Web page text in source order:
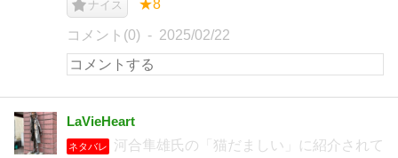
ナイス ★8
コメント(0) 2025/02/22
LaVieHeart
ネタバレ
河合隼雄氏の「猫だましい」に紹介されて